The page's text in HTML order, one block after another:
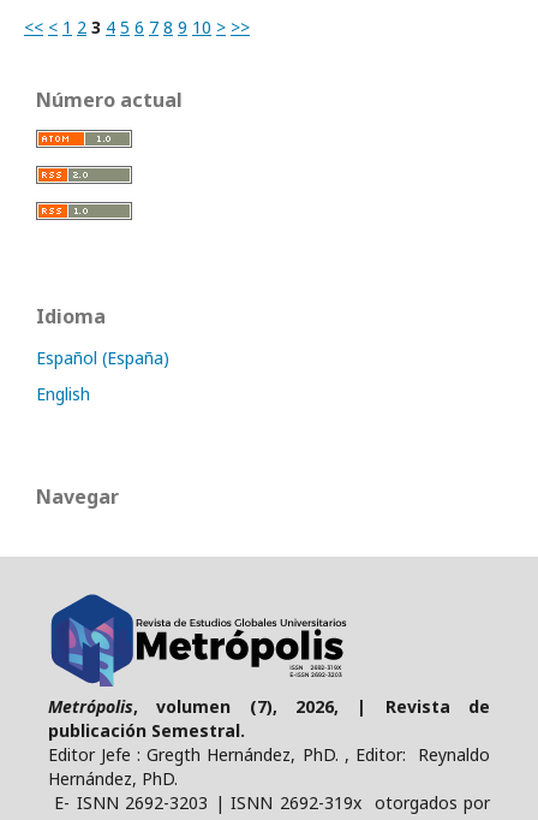
<< < 1 2 3 4 5 6 7 8 9 10 > >>
Número actual
Idioma
Español (España)
English
Navegar
Metrópolis, volumen (7), 2026, | Revista de
publicación Semestral.
Editor Jefe : Gregth Hernández, PhD. , Editor: Reynaldo
Hernández, PhD.
E- ISNN 2692-3203 | ISNN 2692-319x otorgados por